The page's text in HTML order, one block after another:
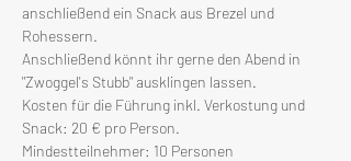
anschließend ein Snack aus Brezel und
Rohessern.
Anschließend könnt ihr gerne den Abend in
"Zwoggel's Stubb" ausklingen lassen.
Kosten für die Führung inkl. Verkostung und
Snack: 20 € pro Person.
Mindestteilnehmer: 10 Personen